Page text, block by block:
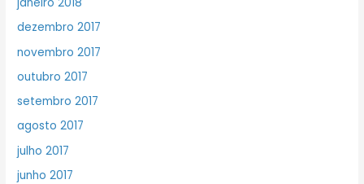
dezembro 2017
novembro 2017
outubro 2017
setembro 2017
agosto 2017
julho 2017
junho 2017